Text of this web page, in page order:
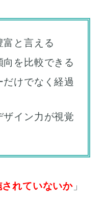
富と言える
向を比較できる
だけでなく経過
ザイン力が視覚
れていないか 」